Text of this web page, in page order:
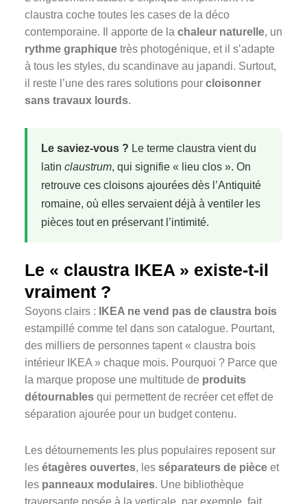
claustra coche toutes les cases de la déco
contemporaine. Il apporte de la chaleur naturelle, un
rythme graphique très photogénique, et il s’adapte
à tous les styles, du scandinave au japandi. Surtout,
il reste l’une des rares solutions pour cloisonner
sans travaux lourds.
Le saviez-vous ? Le terme claustra vient du
latin claustrum, qui signifie « lieu clos ». On
retrouve ces cloisons ajourées dès l’Antiquité
romaine, où elles servaient déjà à ventiler les
pièces tout en préservant l’intimité.
Le « claustra IKEA » existe-t-il
vraiment ?
Soyons clairs :
IKEA ne vend pas de claustra bois
estampillé comme tel dans son catalogue. Pourtant,
des milliers de personnes tapent « claustra bois
intérieur IKEA » chaque mois. Pourquoi ? Parce que
la marque propose une multitude de produits
détournables qui permettent de recréer cet effet de
séparation ajourée pour un budget contenu.
Les détournements les plus populaires reposent sur
les étagères ouvertes, les séparateurs de pièce et
les panneaux modulaires. Une bibliothèque